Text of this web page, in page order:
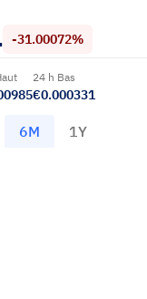
-31.00072%
24 h Bas
€0.000331
6M 1Y